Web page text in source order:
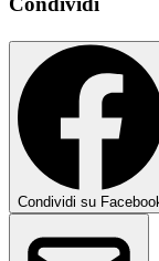
Condividi su